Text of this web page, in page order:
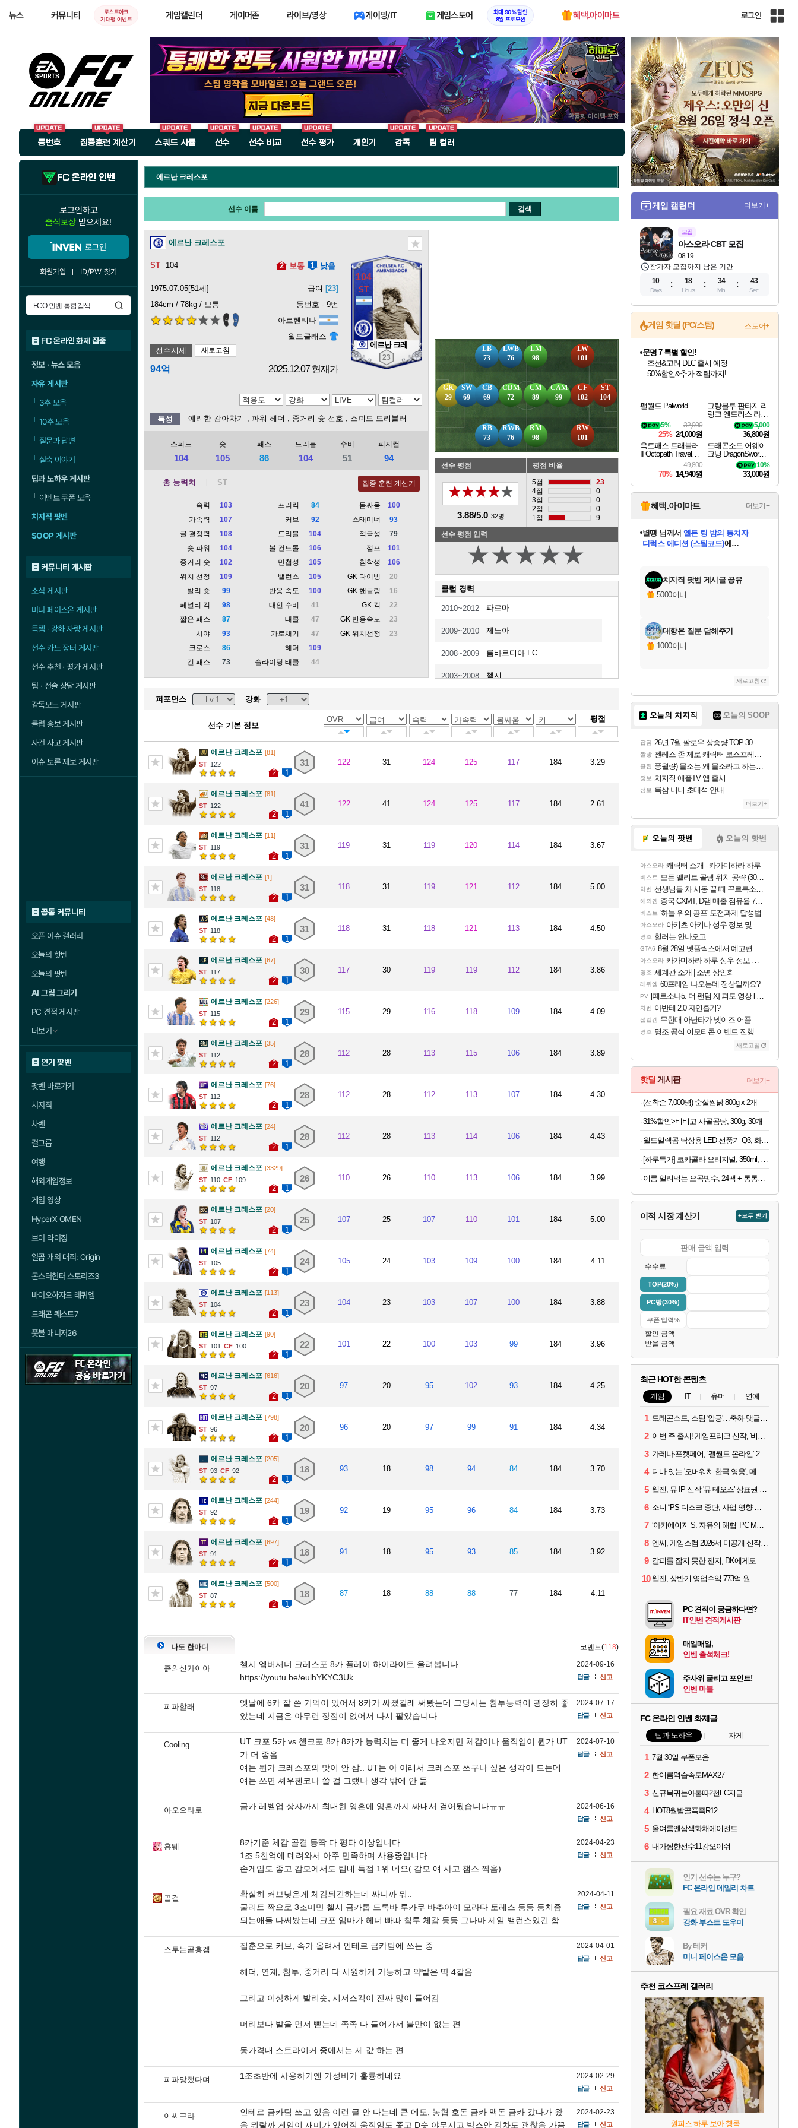
뉴스 커뮤니티
로스트아크
기대평 이벤트
게임캘린더 게이머존 라이브/영상 게이밍/IT 게임스토어
최대 90% 할인
8월 프로모션
혜택.아이마트 로그인
인
체
사
등번호 집중훈련 계산기 스쿼드 시뮬 선수 선수 비교 선수 평가 개인기 감독 팀 컬러
FC 온라인 인벤
로그인하고
출석보상 받으세요!
로그인
회원가입 ID/PW 찾기
FC 온라인 화제 집중
정보 · 뉴스 모음
자유 게시판
└3추 모음
└10추 모음
└질문과 답변
└실축 이야기
팁과 노하우 게시판
└이벤트 쿠폰 모음
치지직 팟벤
SOOP 게시판
커뮤니티 게시판
소식 게시판
미니 페이스온 게시판
득템 · 강화 자랑 게시판
선수 카드 장터 게시판
선수 추천 · 평가 게시판
팀 · 전술 상담 게시판
감독모드 게시판
클럽 홍보 게시판
사건 사고 게시판
이슈 토론 제보 게시판
공통 커뮤니티
오픈 이슈 갤러리
오늘의 핫벤
오늘의 팟벤
AI 그림 그리기
PC 견적 게시판
더보기
인기 팟벤
팟벤 바로가기
치지직
차벤
걸그룹
여행
해외게임정보
게임 영상
HyperX OMEN
브이 라이징
일곱 개의 대죄: Origin
몬스터헌터 스토리즈3
바이오하자드 레퀴엠
드래곤 퀘스트7
풋볼 매니저26
에르난 크레스포
선수 이름 검색
에르난 크레스포
104 2 보통 1 낮음
1975.07.05[51세] 급여 [23]
184cm / 78kg / 보통
등번호 - 9번
4 5
아르헨티나
월드클래스
선수시세
새로고침
94억 2025.12.07 현재가
104
에르난 크레스포
23
특성 예리한 감아차기 , 파워 헤더 , 중거리 슛 선호 , 스피드 드리블러
스피드
104
슛
105
패스
86
드리블
104
수비
51
피지컬
94
총 능력치 집중 훈련 계산기
속력
103
가속력
107
골 결정력
108
슛 파워
104
중거리 슛
102
위치 선정
109
발리 슛
99
페널티 킥
98
짧은 패스
87
시야
93
크로스
86
긴 패스
73
프리킥
84
커브
92
드리블
104
볼 컨트롤
106
민첩성
105
밸런스
105
반응 속도
100
대인 수비
41
태클
47
가로채기
47
헤더
109
슬라이딩 태클
44
몸싸움
100
스태미너
93
적극성
79
점프
101
침착성
106
GK 다이빙
20
GK 핸들링
16
GK 킥
22
GK 반응속도
23
GK 위치선정
23
GK
29
SW
69
RWB
76
RB
73
CB
69
LB
73
LWB
76
CDM
72
RM
98
CM
89
LM
98
CAM
99
LW
101
CF
102
RW
101
ST
104
선수 평점
★★★★★
3.88/5.0 32명
평점 비율
5점
23
4점
0
3점
0
2점
0
1점
9
선수 평점 입력
★★★★★
클럽 경력
2010~2012 파르마
2009~2010 제노아
2008~2009 롬바르디아 FC
2003~2008 첼시
2004~2005 밀라노 FC(임대)
2002~2003 롬바르디아 FC
2000~2002 라티움
퍼포먼스 강화
선수 기본 정보
평점
에르난 크레스포 [81]
122
2 1
31 122 31 124 125 117 184 3.29
에르난 크레스포 [81]
122
2 1
41 122 41 124 125 117 184 2.61
에르난 크레스포 [11]
119
2 1
31 119 31 119 120 114 184 3.67
에르난 크레스포 [1]
118
2 1
31 118 31 119 121 112 184 5.00
에르난 크레스포 [48]
118
2 1
31 118 31 118 121 113 184 4.50
에르난 크레스포 [67]
117
2 1
30 117 30 119 119 112 184 3.86
에르난 크레스포 [226]
115
2 1
29 115 29 116 118 109 184 4.09
에르난 크레스포 [35]
112
2 1
28 112 28 113 115 106 184 3.89
에르난 크레스포 [76]
112
2 1
28 112 28 112 113 107 184 4.30
에르난 크레스포 [24]
112
2 1
28 112 28 113 114 106 184 4.43
에르난 크레스포 [3329]
110
109
2 1
26 110 26 110 113 106 184 3.99
에르난 크레스포 [20]
107
2 1
25 107 25 107 110 101 184 5.00
에르난 크레스포 [74]
105
2 1
24 105 24 103 109 100 184 4.11
에르난 크레스포 [113]
104
2 1
23 104 23 103 107 100 184 3.88
에르난 크레스포 [90]
101
100
2 1
22 101 22 100 103 99 184 3.96
에르난 크레스포 [616]
97
2 1
20 97 20 95 102 93 184 4.25
에르난 크레스포 [798]
96
2 1
20 96 20 97 99 91 184 4.34
에르난 크레스포 [205]
93
92
2 1
18 93 18 98 94 84 184 3.70
에르난 크레스포 [244]
92
2 1
19 92 19 95 96 84 184 3.73
에르난 크레스포 [697]
91
2 1
18 91 18 95 93 85 184 3.92
에르난 크레스포 [500]
87
2 1
18 87 18 88 88 77 184 4.11
나도 한마디 코멘트(118)
흙의신가이아
첼시 엠버서더 크레스포 8카 플레이 하이라이트 올려봅니다
https://youtu.be/eulhYKYC3Uk
2024-09-16
답글 신고
피파할래
엣날에 6카 잘 쓴 기억이 있어서 8카가 싸졌길래 써봤는데 그당시는 침투능력이 굉장히 좋
았는데 지금은 아무런 장점이 없어서 다시 팔았습니다
2024-07-17
답글 신고
Cooling
UT 크포 5카 vs 첼크포 8카 8카가 능력치는 더 좋게 나오지만 체감이나 움직임이 뭔가 UT
가 더 좋음..
얘는 뭔가 크레스포의 맛이 안 삼.. UT는 아 이래서 크레스포 쓰구나 싶은 생각이 드는데
얘는 쓰면 셰우첸코나 쓸 걸 그랬나 생각 밖에 안 듦
2024-07-10
답글 신고
아오으타로 금카 레벨업 상자까지 최대한 영혼에 영혼까지 짜내서 걸어뒀습니다ㅠㅠ 2024-06-16
답글 신고
흥퉤
8카기준 체감 골결 등딱 다 평타 이상입니다
1조 5천억에 데려와서 아주 만족하며 사용중입니다
손게임도 좋고 감모에서도 팀내 득점 1위 네요( 감모 얘 사고 챔스 찍음)
2024-04-23
답글 신고
골결
확실히 커브낮은게 체감되긴하는데 싸니까 뭐..
굴리트 짝으로 3조미만 첼시 금카톱 드록바 루카쿠 바추아이 모라타 토레스 등등 등치좀
되는애들 다써봤는데 크포 임마가 헤더 빠따 침투 체감 등등 그나마 제일 밸런스있긴 함
2024-04-11
답글 신고
스투는곧흥겜 집훈으로 커브, 속가 올려서 인테르 금카팀에 쓰는 중
헤더, 연계, 침투, 중거리 다 시원하게 가능하고 약발은 딱 4같음
그리고 이상하게 발리슛, 시저스킥이 진짜 많이 들어감
머리보다 발을 먼저 뻗는데 족족 다 들어가서 불만이 없는 편
동가격대 스트라이커 중에서는 제 값 하는 편
2024-04-01
답글 신고
피파망했다며 1조초반에 사용하기엔 가성비가 훌륭하네요 2024-02-29
답글 신고
이씨구라
인테르 금카팀 쓰고 있음 이런 글 안 다는데 콘 에토, 농협 호돈 금카 맥돈 금카 갔다가 왔
음 뭐랄까 게임이 재미가 있어짐 움직임도 좋고 D슛 야무지고 박스안 감차도 괜찮음 가끔
2024-02-23
답글 신고
게임 캘린더 더보기+
모집
08.19
아스오라 CBT 모집
참가자 모집까지 남은 기간
10
Days
18
Hours
34
Min
42
Sec
게임 핫딜 (PC/스팀) 스토어+
최대 90% 할인가를 만나보세요!
네이버혜택과 함께 만나보세요!
문명 7 특별 할인!
조선&고려 DLC 출시 예정
50%할인&추가 적립까지!
네이버 포인트 혜택까지!
이니&베니 혜택까지!
네이버 혜택가와 함께 예약하세요!
할인&네이버혜택으로 만나보세요!
네이버페이 혜택과 만나보세요!
40주년 프로모션으로 만나보세요!
할인가에 만나보세요!
일부 에디션 상시 할인!
혜택으로 예약 판매 중
편안하게 충전하세요
팰월드 Palworld
32,000
5%
25% 24,000원
그랑블루 판타지 리
링크 엔드리스 라그
나로크 업그레이드
킷 Granblue Fantasy
Relink Endless Ragn
arok Upgrade Kit DL
C
5,000
36,800원
옥토패스 트래블러
II Octopath Traveler I
49,800
70% 14,940원
드래곤소드 어웨이
크닝 DragonSword A
10%
33,000원
혜택.아이마트 더보기+
교환.
별땡 님께서 엘든 링 밤의 통치자
디럭스 에디션 (스팀코드)에
당첨되셨습니다.
당첨되셨습니다.
당첨되셨습니다.
당첨되셨습니다.
당첨되셨습니다.
당첨되셨습니다.
에디션 (스팀코드)를 교환.
당첨되셨습니다.
치지직 팟벤 게시글 공유
5000이니
대항온 질문 답해주기
1000이니
새로고침
오늘의 치지직 오늘의 SOOP
잡담 26년 7월 팔로우 상승량 TOP 30 - 월간 치지직
짤방 젠레스 존 제로 캐릭터 코스프레한 꽁주
클립 풍월량) 물소는 왜 물소라고 하는거야? 아! 그만 ㅋㅋ
정보 치지직 애플TV 앱 출시
정보 룩삼 니니 초대석 안내
더보기+
오늘의 팟벤 오늘의 핫벤
아스오라 캐릭터 소개 - 카가미하라 하루
비스트 모든 엘리트 골렘 위치 공략 (30개) - 방랑 결투가
차벤 선생님들 차 시동 끌 때 꾸르륵소리나는데
해외겜 중국 CXMT, D램 매출 점유율 7%…글로벌 4위로 부상
비스트 '하늘 위의 공포' 도전과제 달성법
아스오라 아키츠 아키나 성우 정보 및 주요 필모
명조 힐러는 안나오고
GTA6 8월 28일 넷플릭스에서 예고편 공개 예정
아스오라 카가미하라 하루 성우 정보 및 주요 필모
명조 세계관 소개 | 소명 상인회
레퀴엠 60프레임 나오는데 정상일까요?
PV [페르소나5: 더 팬텀 X] 괴도 영상 l 타카마키 안·댄싱 스타
차벤 아반테 2.0 자연흡기?
섭컬겜 무한대 아난타가 넷이즈 어플 달력에 일정 등록
명조 명조 공식 이모티콘 이벤트 진행해봤습니다! 참여부터 추첨까지????
새로고침
핫딜 게시판 더보기+
(선착순 7,000명) 순살찜닭 800g x 2개
31%할인>비비고 사골곰탕, 300g, 30개
월드일렉콤 탁상용 LED 선풍기 Q3, 화이트, 1개
이롬 얼려먹는 오곡빙수, 24팩 + 통통단팥 4캔, 1세트
이적 시장 계산기 +모두 받기
수수료
TOP(20%)
PC방(30%)
할인 금액
받을 금액
최근 HOT한 콘텐츠
게임 IT 유머 연예
1 드래곤소드, 스팀 '압긍'…축하 댓글 달고 게임 코드 받자!
2 이번 주 출시! 게임프리크 신작, '비스트 오브 리인카네이션'
3 가레나·포켓페어, ‘팰월드 온라인’ 2026년 출시 예고
4 디바 잇는 '오버워치 한국 영웅', 메카 파일럿 디몬 나온다
5 웹젠, 뮤 IP 신작 '뮤 테오스' 상표권 출원
6 소니 “PS 디스크 중단, 사업 영향 없다”
7 ‘아키에이지 S: 자유의 해협’ PC MMORPG로 개발한다
8 엔씨, 게임스컴 2026서 미공개 신작 최초 공개
9 갈피를 잡지 못한 젠지, DK에게도 0:2 패배
10 웹젠, 상반기 영업수익 773억 원…순이익 89% 증가
PC 견적이 궁금하다면?
IT인벤 견적게시판
매일매일,
인벤 출석체크!
주사위 굴리고 포인트!
인벤 마블
FC 온라인 인벤 화제글
팁과 노하우 자게
1 7월 30일 쿠폰모음
2 한여름역습속도MAX27
3 신규복귀는아묻따2천FC지급
4 HOT8월밤골폭죽R12
5 올여름엔삼색화채에이전트
6 내가찜한선수11강오이쉬
인기 선수는 누구?
FC 온라인 데일리 차트
필요 재료 OVR 확인
강화 부스트 도우미
By 테커
미니 페이스온 모음
추천 코스프레 갤러리
원피스 하루 보아 행콕